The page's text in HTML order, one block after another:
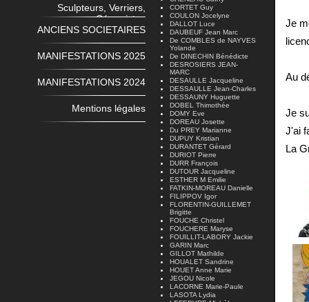
Je
Au
Je
J'ai
La
CORTET Guy
COULON Jocelyne
DALLOT Luce
DAUBEUF Jean Marc
De COMBLES de NAYVES
Yolande
De DINECHIN Bénédicte
DESROSIERS JEAN-
MARC
DESAULLE Jacqueline
DESSAULLE Jean-Charles
DESSAUNY Huguette
DOBEL Thimothée
DOMY Eve
DOREAU Josette
Du PREY Marianne
DUPUY Kristian
DURANTET Gérard
DURIOT Pierre
DURR François
DUTOUR Jacqueline
ESTHER M Emilie
FATKIN-MOREAU Danielle
FILIPPOV Igor
FLORENTIN-GUILLEMET
Brigitte
FOUCHE Christel
FOUCHERE Maryse
FOUILLIT-LABORY Jackie
GARIN Marc
GILLOT Mathilde
HOUALET Sandrine
HOUET Anne Marie
JEGOU Nicole
LACORNE Marie-Paule
LASOTA Lydia
Sculpteurs, Verriers,
Céramistes
ANCIENS SOCIETAIRES
MANIFESTATIONS 2025
MANIFESTATIONS 2024
Mentions légales